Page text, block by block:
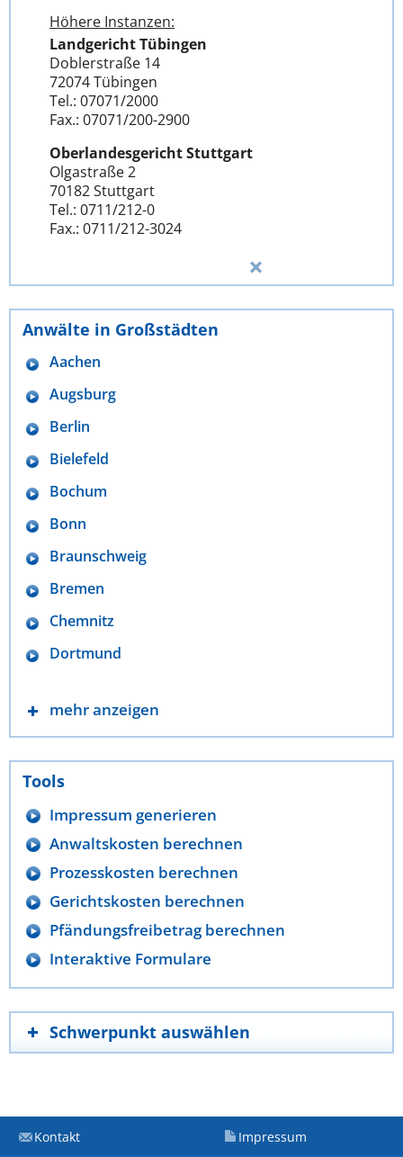
Höhere Instanzen:
Landgericht Tübingen
Doblerstraße 14
72074 Tübingen
Tel.: 07071/2000
Fax.: 07071/200-2900
Oberlandesgericht Stuttgart
Olgastraße 2
70182 Stuttgart
Tel.: 0711/212-0
Fax.: 0711/212-3024
Anwälte in Großstädten
Aachen
Augsburg
Berlin
Bielefeld
Bochum
Bonn
Braunschweig
Bremen
Chemnitz
Dortmund
mehr anzeigen
Tools
Impressum generieren
Anwaltskosten berechnen
Prozesskosten berechnen
Gerichtskosten berechnen
Pfändungsfreibetrag berechnen
Interaktive Formulare
Schwerpunkt auswählen
Kontakt Impressum